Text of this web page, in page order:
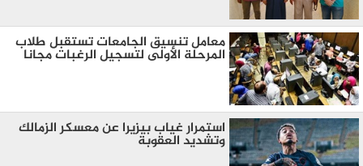
معامل تنسيق الجامعات تستقبل طلاب
المرحلة الأولى لتسجيل الرغبات مجانا
استمرار غياب بيزيرا عن معسكر الزمالك
وتشديد العقوبة